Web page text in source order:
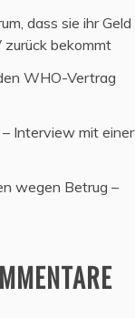
dass sie ihr Geld
bekommt
WHO-Vertrag
– Interview mit einer
wegen Betrug –